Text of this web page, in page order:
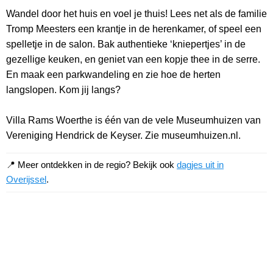
Wandel door het huis en voel je thuis! Lees net als de familie
Tromp Meesters een krantje in de herenkamer, of speel een
spelletje in de salon. Bak authentieke ‘kniepertjes’ in de
gezellige keuken, en geniet van een kopje thee in de serre.
En maak een parkwandeling en zie hoe de herten
langslopen. Kom jij langs?
Villa Rams Woerthe is één van de vele Museumhuizen van
Vereniging Hendrick de Keyser. Zie museumhuizen.nl.
📍 Meer ontdekken in de regio? Bekijk ook dagjes uit in
Overijssel.